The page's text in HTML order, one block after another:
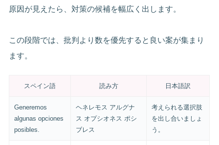
原因が見えたら、対策の候補を幅広く出します。
この段階では、批判より数を優先すると良い案が集まり
ます。
スペイン語 読み方 日本語訳
Generemos
algunas opciones
posibles.
ヘネレモス アルグナ
ス オプシオネス ポシ
ブレス
考えられる選択肢
を出し合いましょ
う。